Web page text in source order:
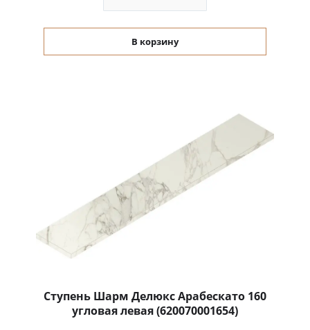
В корзину
Ступень Шарм Делюкс Арабескато 160
угловая левая (620070001654)